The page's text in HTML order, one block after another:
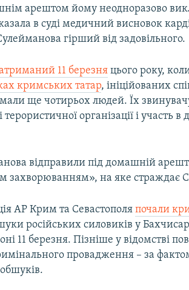
арештом йому неодноразово
в суді медичний висновок
гірший від задовільного.
11 березня цього року,
кримських татар, ініційованих
ще чотирьох людей. Їх
організації і участь в
відправили під домашній
захворюванням», на яке страждає
АР Крим та Севастополяпочали
російських силовиків у
11 березня. Пізніше у відомстві
провадження – за